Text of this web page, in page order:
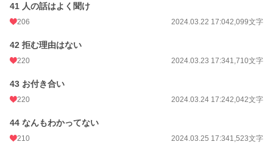
41 人の話はよく聞け
206 2024.03.22 17:042,099文字
42 拒む理由はない
220 2024.03.23 17:341,710文字
43 お付き合い
220 2024.03.24 17:242,042文字
44 なんもわかってない
210 2024.03.25 17:341,523文字